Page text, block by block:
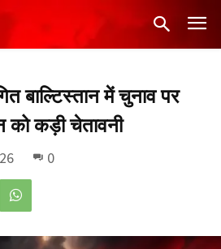
बाल्टिस्तान में चुनाव पर
को कड़ी चेतावनी
0